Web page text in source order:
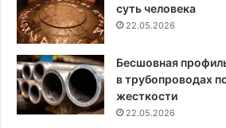
суть человека
22.05.2026
Бесшовная
в трубопроводах
жесткости
22.05.2026